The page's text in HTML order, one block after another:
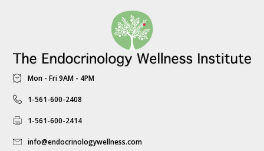
Mon - Fri 9AM - 4PM
1-561-600-2408
1-561-600-2414
info@endocrinologywellness.com